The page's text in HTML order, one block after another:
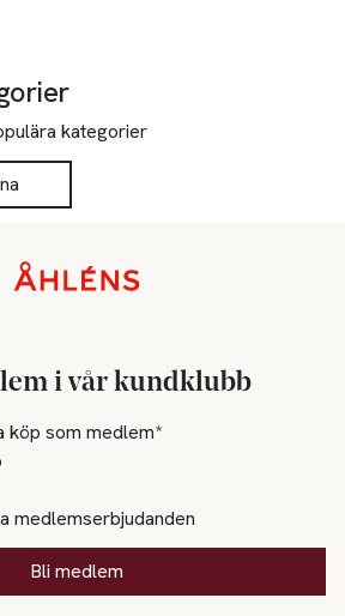
kategorier
i vår kundklubb
köp som medlem*
medlemserbjudanden
Bli medlem